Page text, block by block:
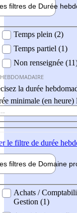
filtres de Durée
Temps plein (2)
Temps partiel (1)
Non renseignée
la durée
minimale (en heure)
le filtre de durée
filtres de Domaine
professionel
Achats /
Gestion (1)